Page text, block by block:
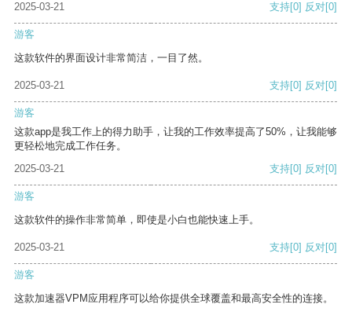
2025-03-21 支持[0] 反对[0]
游客
这款软件的界面设计非常简洁，一目了然。
2025-03-21 支持[0] 反对[0]
游客
这款app是我工作上的得力助手，让我的工作效率提高了50%，让我能够
更轻松地完成工作任务。
2025-03-21
支持[0] 反对[0]
游客
这款软件的操作非常简单，即使是小白也能快速上手。
2025-03-21 支持[0] 反对[0]
游客
这款加速器VPM应用程序可以给你提供全球覆盖和最高安全性的连接。